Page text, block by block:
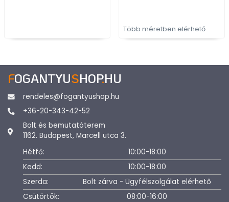
Több méretben elérhető
FOGANTYUSHOP.HU
rendeles@fogantyushop.hu
+36-20-343-42-52
Bolt és bemutatóterem
1162. Budapest, Marcell utca 3.
Hétfő:
10:00-18:00
Kedd:
10:00-18:00
Szerda:
Bolt zárva - Ügyfélszolgálat elérhető
Csütörtök:
08:00-16:00